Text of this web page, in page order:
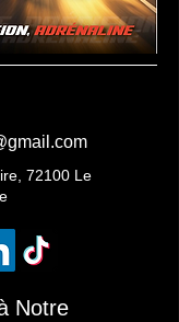
72100 Le
Notre